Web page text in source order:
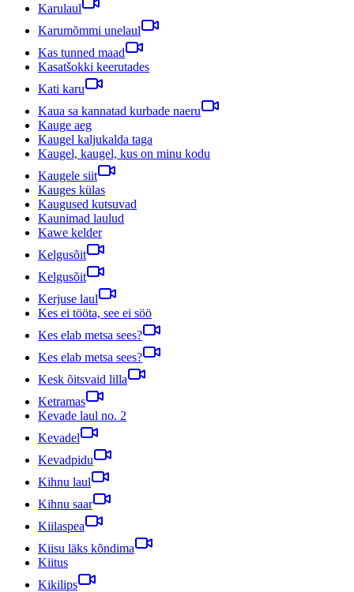
Karulaul
Karumõmmi unelaul
Kas tunned maad
Kasatšokki keerutades
Kati karu
Kaua sa kannatad kurbade naeru
Kauge aeg
Kaugel kaljukalda taga
Kaugel, kaugel, kus on minu kodu
Kaugele siit
Kauges külas
Kaugused kutsuvad
Kaunimad laulud
Kawe kelder
Kelgusõit
Kelgusõit
Kerjuse laul
Kes ei tööta, see ei söö
Kes elab metsa sees?
Kes elab metsa sees?
Kesk õitsvaid lilla
Ketramas
Kevade laul no. 2
Kevadel
Kevadpidu
Kihnu laul
Kihnu saar
Kiilaspea
Kiisu läks kõndima
Kiitus
Kikilips